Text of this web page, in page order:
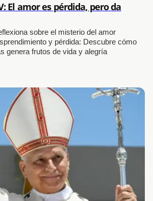
El amor es pérdida, pero da
sobre el misterio del amor
y pérdida: Descubre cómo
genera frutos de vida y alegría